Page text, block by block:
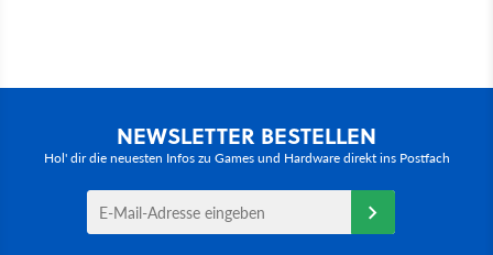
NEWSLETTER BESTELLEN
Hol' dir die neuesten Infos zu Games und Hardware direkt ins Postfach